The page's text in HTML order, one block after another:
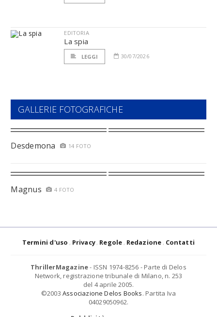
EDITORIA
La spia
LEGGI 30/07/2026
GALLERIE FOTOGRAFICHE
Desdemona 14 FOTO
Magnus 4 FOTO
Termini d'uso Privacy Regole Redazione Contatti
ThrillerMagazine- ISSN 1974-8256 - Parte di Delos
Network, registrazione tribunale di Milano, n. 253
del 4 aprile 2005.
©2003 Associazione Delos Books. Partita Iva
04029050962.